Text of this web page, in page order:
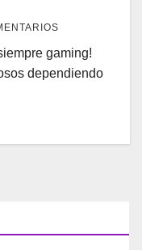
gaming!
dependiendo